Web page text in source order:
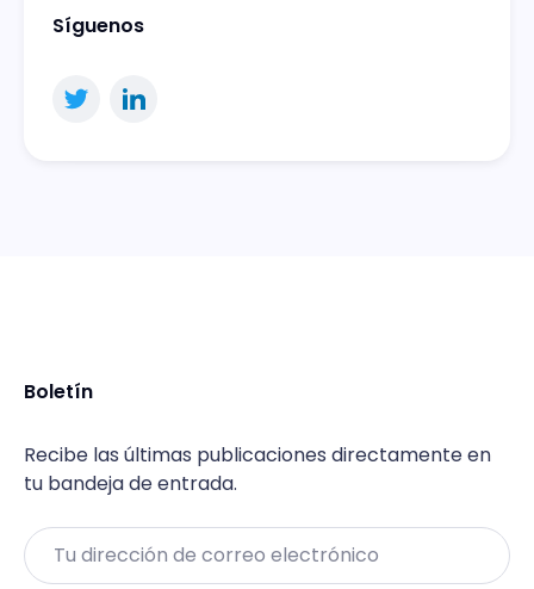
Síguenos
Boletín
Recibe las últimas publicaciones directamente en
tu bandeja de entrada.
Email